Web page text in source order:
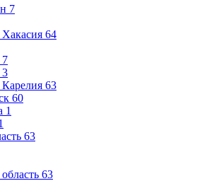
7
64
7
3
63
60
1
63
63